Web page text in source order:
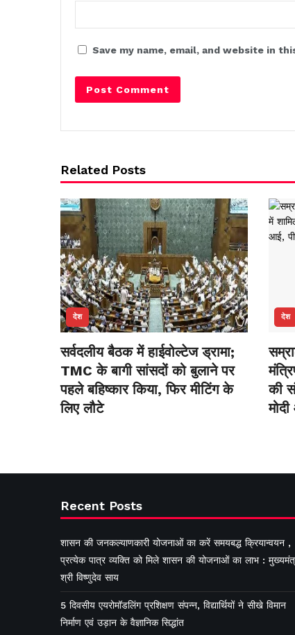
Save my name, email, and website in
Related Posts
देश
सर्वदलीय बैठक में हाईवोल्टेज ड्रामा;
TMC के बागी सांसदों को बुलाने पर
पहले बहिष्कार किया, फिर मीटिंग के
लिए लौटे
देश
की
Recent Posts
शासन की जनकल्याणकारी योजनाओं का करें समयबद्ध क्रियान्वयन ,
प्रत्येक पात्र व्यक्ति को मिले शासन की योजनाओं का लाभ :
श्री विष्णुदेव साय
5 दिवसीय एयरोमॉडलिंग प्रशिक्षण संपन्न, विद्यार्थियों ने सीखे विमान
निर्माण एवं उड़ान के वैज्ञानिक सिद्धांत